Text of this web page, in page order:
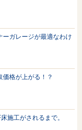
ガレージが最適なわけ
格が上がる！？
施工がされるまで。